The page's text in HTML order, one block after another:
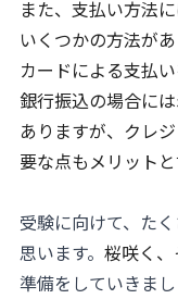
また、支払い方法
いくつかの方法が
カードによる支払
銀行振込の場合に
ありますが、クレ
要な点もメリットと
受験に向けて、た
思います。 桜咲く、
準備をしていきまし